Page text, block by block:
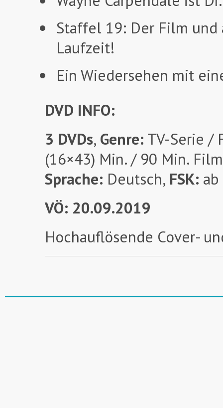
Staffel 19: Der Film
Laufzeit!
Ein Wiedersehen mit
DVD INFO:
3 DVDs, Genre: TV-Serie /
(16×43) Min. / 90 Min.
Sprache: Deutsch, FSK:
VÖ: 20.09.2019
Hochauflösende Cover-